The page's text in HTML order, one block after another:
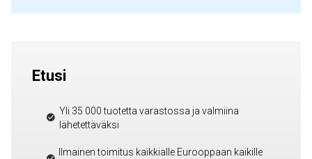
Etusi
Yli 35 000 tuotetta varastossa ja valmiina
lähetettäväksi
Ilmainen toimitus kaikkialle Eurooppaan kaikille